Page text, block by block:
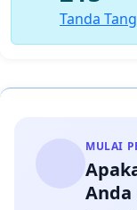
Tanda
MULAI
Anda